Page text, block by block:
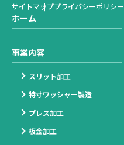
サイトマッププライバシーポリシー
ホーム
事業内容
スリット加工
特寸ワッシャー製造
プレス加工
板金加工